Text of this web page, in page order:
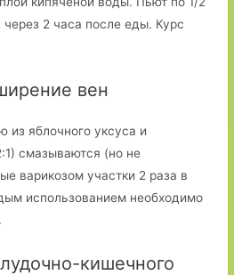
2 часа после еды. Курс
вен
из яблочного уксуса и
смазываются (но не
варикозом участки 2 раза в
использованием необходимо
кишечного